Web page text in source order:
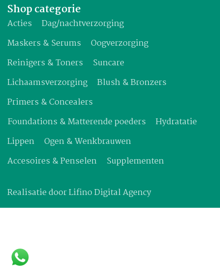
Shop categorie
Acties
Dag/nachtverzorging
Maskers & Serums
Oogverzorging
Reinigers & Toners
Suncare
Lichaamsverzorging
Blush & Bronzers
Primers & Concealers
Foundations & Matterende poeders
Hydratatie
Lippen
Ogen & Wenkbrauwen
Accesoires & Penselen
Supplementen
Realisatie doorLifino Digital Agency